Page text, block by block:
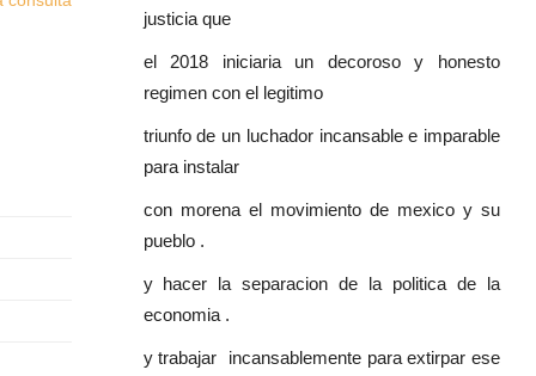
justicia que
el 2018 iniciaria un decoroso y honesto
regimen con el legitimo
triunfo de un luchador incansable e imparable
para instalar
con morena el movimiento de mexico y su
pueblo .
y hacer la separacion de la politica de la
economia .
y trabajar incansablemente para extirpar ese